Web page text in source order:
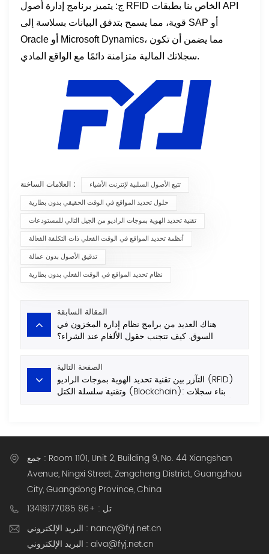
ج: يتميز برنامج إدارة أصول RFID الخاص بنا بطبقات API
قوية، مما يسمح بتدفق البيانات بسلاسة إلى SAP أو
Oracle أو Microsoft Dynamics، مما يضمن أن تكون
سجلاتك المالية متزامنة دائمًا مع الواقع المادي.
العلامات الساخنة :
تتبع الأصول السلبية لإنترنت الأشياء
حلول تحديد المواقع في الوقت الحقيقي بدون بطارية
تقنية تحديد الهوية بموجات الراديو من الجيل التالي للمستودعات
أنظمة تحديد المواقع في الوقت الفعلي ذات التكلفة الفعالة
تدقيق الأصول بدون عمالة
نظام تحديد المواقع في الوقت الفعلي بدون بطارية
المقالة السابقة
هناك العديد من برامج نظام إدارة المخزون في
السوق. كيف تتجنب حقول الألغام عند الشراء؟
الصفحة التالية
التآزر بين تقنية تحديد الهوية بموجات الراديو (RFID)
وتقنية سلسلة الكتل (Blockchain): بناء سجلات
جمع : Room 1101, Unit 2, Building 9, No. 44 Xiangshan
Avenue, Ningxi Street, Zengcheng District, Guangzhou
City, Guangdong Province, China
تل : +86 13418177085
البريد الإلكتروني : nancy@fyj.net.cn
البريد الإلكتروني : alva@fyj.net.cn